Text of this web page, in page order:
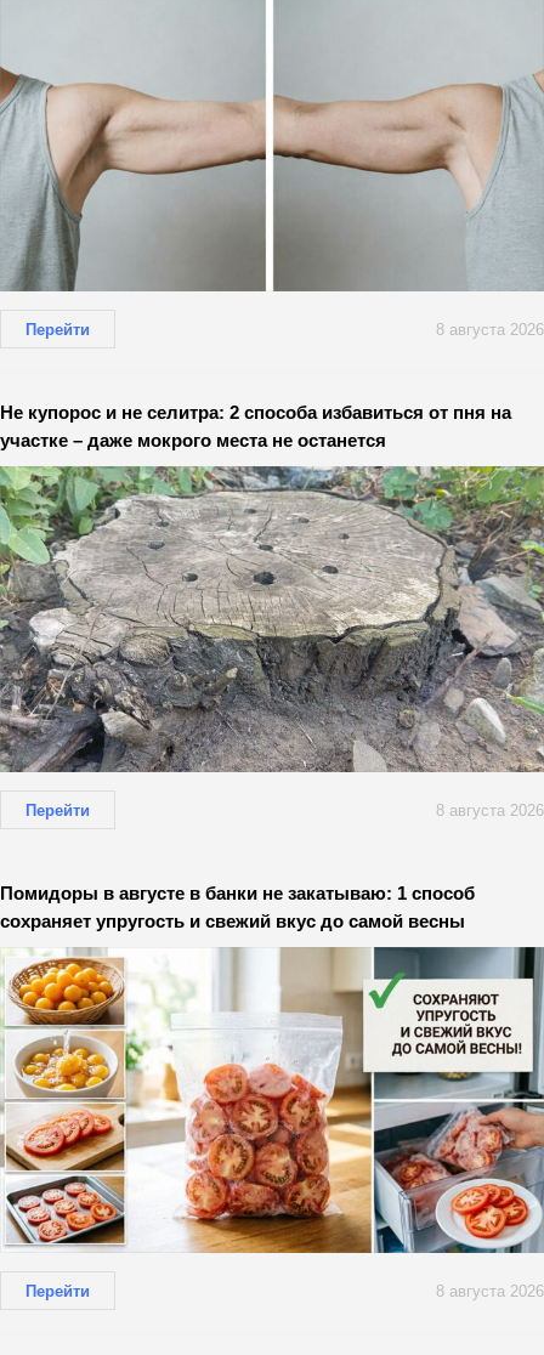
Перейти 8 августа 2026
Не купорос и не селитра: 2 способа избавиться от пня на
участке – даже мокрого места не останется
Перейти 8 августа 2026
Помидоры в августе в банки не закатываю: 1 способ
сохраняет упругость и свежий вкус до самой весны
Перейти 8 августа 2026